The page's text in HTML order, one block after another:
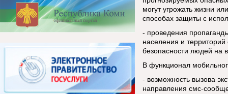
могут угрожать жизни
способах защиты с
- проведения
населения и
безопасности людей на
В функционал
- возможность вызова
направления смс-